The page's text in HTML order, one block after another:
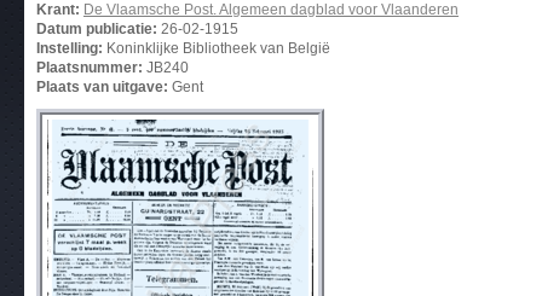
Krant: De Vlaamsche Post. Algemeen dagblad voor Vlaanderen
Datum publicatie: 26-02-1915
Instelling: Koninklijke Bibliotheek van België
Plaatsnummer: JB240
Plaats van uitgave: Gent